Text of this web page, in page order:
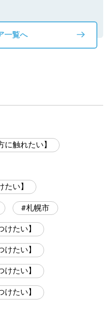
一覧へ
に触れたい】
たい】
札幌市
けたい】
けたい】
けたい】
けたい】